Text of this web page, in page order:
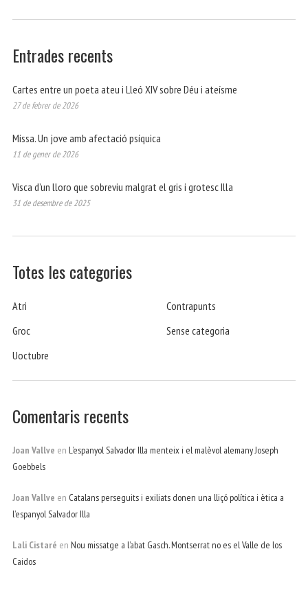
Entrades recents
Cartes entre un poeta ateu i Lleó XIV sobre Déu i ateísme
27 de febrer de 2026
Missa. Un jove amb afectació psíquica
11 de gener de 2026
Visca d’un lloro que sobreviu malgrat el gris i grotesc Illa
31 de desembre de 2025
Totes les categories
Atri
Contrapunts
Groc
Sense categoria
Uoctubre
Comentaris recents
Joan Vallve en L’espanyol Salvador Illa menteix i el malèvol alemany Joseph
Goebbels
Joan Vallve en Catalans perseguits i exiliats donen una lliçó política i ètica a
l’espanyol Salvador Illa
Lali Cistaré en Nou missatge a l’abat Gasch. Montserrat no es el Valle de los
Caidos